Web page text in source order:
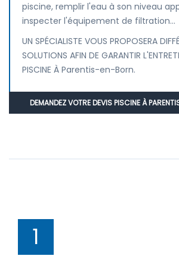
piscine, remplir l'eau à son niveau
inspecter l'équipement de filtration...
UN SPÉCIALISTE VOUS PROPOSERA
SOLUTIONS AFIN DE GARANTIR
PISCINE À Parentis-en-Born.
DEMANDEZ VOTRE DEVIS PISCINE À
1